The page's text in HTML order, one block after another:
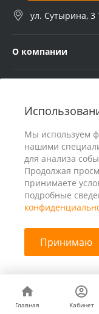
Мы используем
нашими
для анализа
Продолжая
принимаете
подробные
Принимаю
Главная Кабинет
Главная Кабинет
ул. Сутырина, 3
О компании
© 2026 ООО «25